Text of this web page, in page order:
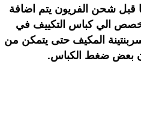
قبل شحن الفريون يتم اضافة
الي كباس التكييف في
المكيف حتى يتمكن من
بعض ضغط الكباس.